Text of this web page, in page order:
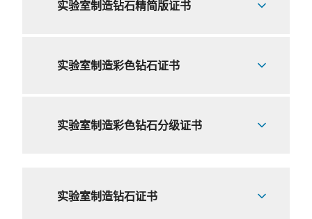
实验室制造钻石精简版证书
实验室制造彩色钻石证书
实验室制造彩色钻石分级证书
实验室制造钻石证书